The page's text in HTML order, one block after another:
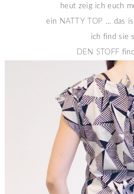
heut zeig ich euch
ein NATTY TOP ... das
ich find sie
DEN STOFF